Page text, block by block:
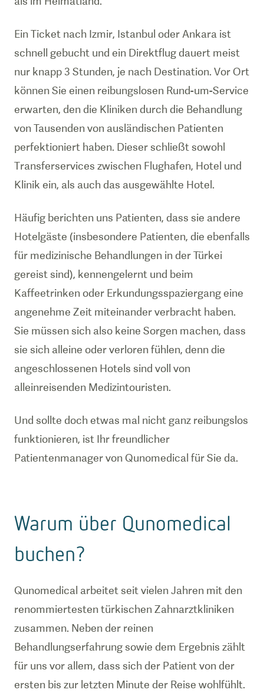
Ein Ticket nach Izmir, Istanbul oder Ankara ist
schnell gebucht und ein Direktflug dauert meist
nur knapp 3 Stunden, je nach Destination. Vor Ort
können Sie einen reibungslosen Rund-um-Service
erwarten, den die Kliniken durch die Behandlung
von Tausenden von ausländischen Patienten
perfektioniert haben. Dieser schließt sowohl
Transferservices zwischen Flughafen, Hotel und
Klinik ein, als auch das ausgewählte Hotel.
Häufig berichten uns Patienten, dass sie andere
Hotelgäste (insbesondere Patienten, die ebenfalls
für medizinische Behandlungen in der Türkei
gereist sind), kennengelernt und beim
Kaffeetrinken oder Erkundungsspaziergang eine
angenehme Zeit miteinander verbracht haben.
Sie müssen sich also keine Sorgen machen, dass
sie sich alleine oder verloren fühlen, denn die
angeschlossenen Hotels sind voll von
alleinreisenden Medizintouristen.
Und sollte doch etwas mal nicht ganz reibungslos
funktionieren, ist Ihr freundlicher
Patientenmanager von Qunomedical für Sie da.
Warum über Qunomedical
buchen?
Qunomedical arbeitet seit vielen Jahren mit den
renommiertesten türkischen Zahnarztkliniken
zusammen. Neben der reinen
Behandlungserfahrung sowie dem Ergebnis zählt
für uns vor allem, dass sich der Patient von der
ersten bis zur letzten Minute der Reise wohlfühlt.